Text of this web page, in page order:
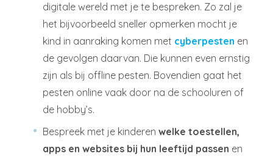
digitale wereld met je te bespreken. Zo zal je
het bijvoorbeeld sneller opmerken mocht je
kind in aanraking komen met cyberpesten en
de gevolgen daarvan. Die kunnen even ernstig
zijn als bij offline pesten. Bovendien gaat het
pesten online vaak door na de schooluren of
de hobby’s.
Bespreek met je kinderen welke toestellen,
apps en websites bij hun leeftijd passen en